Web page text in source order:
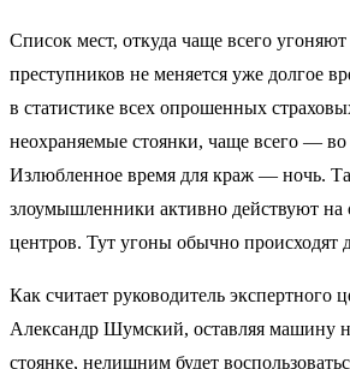
Список мест, откуда чаще всего
преступников не меняется уже долгое
в статистике всех опрошенных
неохраняемые стоянки, чаще всего — во
Излюбленное время для краж — ночь.
злоумышленники активно действуют на
центров. Тут угоны обычно происходят
Как считает руководитель экспертного
Александр Шумский, оставляя машину
стоянке, нелишним будет